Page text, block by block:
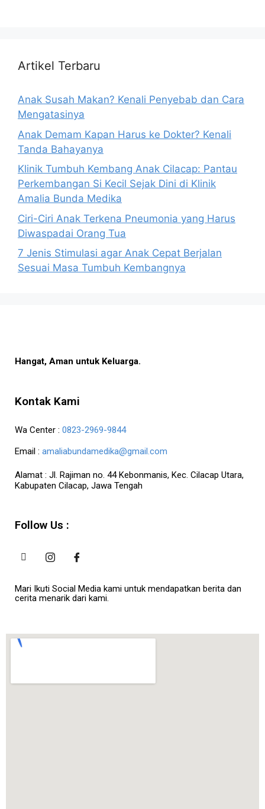
Artikel Terbaru
Anak Susah Makan? Kenali Penyebab dan Cara
Mengatasinya
Anak Demam Kapan Harus ke Dokter? Kenali
Tanda Bahayanya
Klinik Tumbuh Kembang Anak Cilacap: Pantau
Perkembangan Si Kecil Sejak Dini di Klinik
Amalia Bunda Medika
Ciri-Ciri Anak Terkena Pneumonia yang Harus
Diwaspadai Orang Tua
7 Jenis Stimulasi agar Anak Cepat Berjalan
Sesuai Masa Tumbuh Kembangnya
Hangat, Aman untuk Keluarga.
Kontak Kami
Wa Center : 0823-2969-9844
Email : amaliabundamedika@gmail.com
Alamat : Jl. Rajiman no. 44 Kebonmanis, Kec. Cilacap Utara,
Kabupaten Cilacap, Jawa Tengah
Follow Us :
Mari Ikuti Social Media kami untuk mendapatkan berita dan
cerita menarik dari kami.